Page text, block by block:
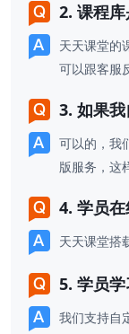
2. 课程库
天天课堂
可以跟客服反
3. 如果我
可以的
版服务，
4. 学员
天天课堂搭
5. 学员
我们支持自定